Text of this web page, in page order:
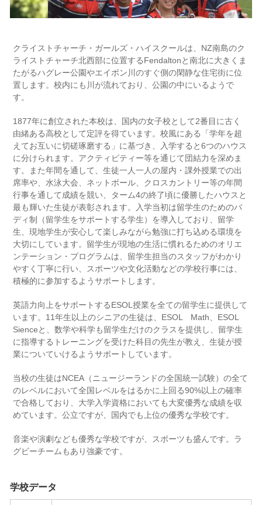
クライストチャーチ・ガールズ・ハイスクールは、NZ南島のク
ライストチャーチ北西部に位置するFendaltonと南北に大きくま
たがるハグレー公園やエイボン川のすぐ側の閑静な住宅街に位
置します。校内にも川が流れており、公園の中にいるようで
す。
1877年に創立された本校は、国内の女子校として2番目に古く
由緒ある高校として定評を得ています。校風にある「学年を超
えてお互いに切磋琢磨する」に基づき、入学すると6つのハウス
に分けられます。アクティビティー等を通じて団結力を深めま
す。また年間を通して、生徒一人一人の屋内・課外授業での出
席率や、水泳大会、ネットボール、クロスカントリー等の年間
行事を通して成績を競い、ターム4の終了頃に優勝したハウスと
最も輝いた生徒が表彰されます。入学当初は留学生のためのバ
ディ制（留学生をサポートする学生）を導入しており、留学
生、現地学生が安心して楽しみながら勉強に打ち込める環境を
大切にしています。留学生が現地の生活に慣れるためのオリエ
ンテーション・プログラムは、留学生担当のスタッフがわかり
やすく丁寧に行い、スポーツや文化活動などの学校行事には、
積極的に参加するようサポートします。
英語力向上をサポートするESOL授業を全ての留学生に提供して
います。11年生以上のシニアの生徒は、ESOL Math、ESOL
Sienceと、数学や科学も留学生だけのクラスを提供し、留学生
に指導するトレーニングを受けた科目の先生が教え、生徒が授
業についていけるようサポートしています。
当校の生徒はNCEA（ニュージーランドの全国統一試験）の全て
のレベルにおいて全国レベルをはるかに上回る90%以上の確率
で合格しており、大学入学資格においても大変優秀な成績を収
めています。公立ですが、国内でも上位の優秀な学校です。
音楽や演劇なども優秀な学校ですが、スポーツも盛んです。ラ
グビーチームもあり強豪です。
学校データ